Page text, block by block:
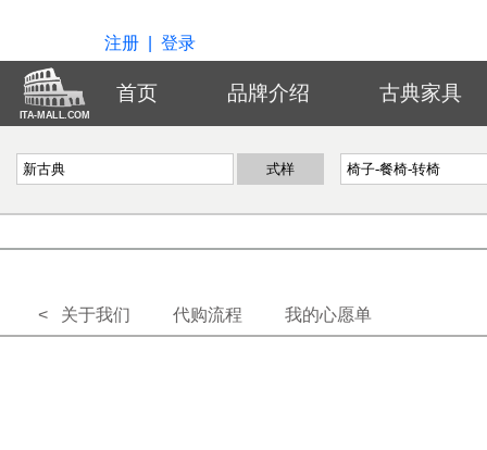
注册 登录
ITA-MALL.COM
首页 品牌介绍 古典家具
< 关于我们 代购流程 我的心愿单